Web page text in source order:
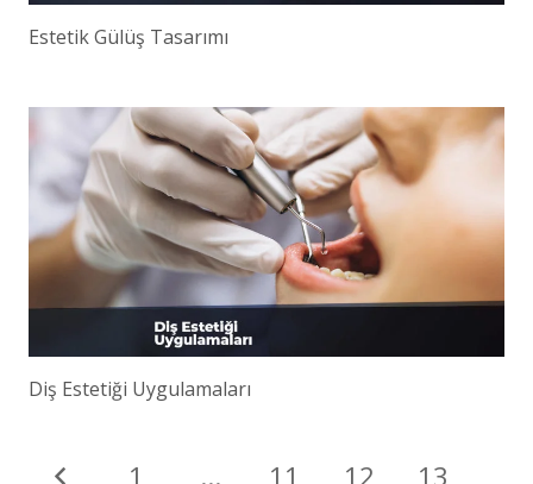
Estetik Gülüş Tasarımı
Diş Estetiği Uygulamaları
1 … 11 12 13